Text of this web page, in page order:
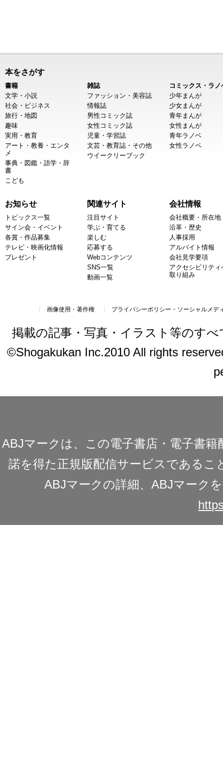
本をさがす
書籍
文学・小説
社会・ビジネス
旅行・地図
趣味
実用・教育
アート・教養・エンタ
メ
事典・図鑑・語学・辞
書
こども
雑誌
ファッション・美容誌
情報誌
男性コミック誌
女性コミック誌
児童・学習誌
文芸・教育誌・その他
ウイークリーブック
コミックス・ラノ
少年まんが
少女まんが
青年まんが
女性まんが
青年ラノベ
女性ラノベ
お知らせ
トピックス一覧
サイン会・イベント
各賞・作品募集
テレビ・映画化情報
プレゼント
関連サイト
注目サイト
学ぶ・育てる
楽しむ
応募する
Webコンテンツ
SNS一覧
動画一覧
会社情報
会社概要・所在地
沿革・歴史
人事採用
アルバイト情報
会社見学要項
アクセシビリティ
取り組み
画像使用・著作権 プライバシーポリシー・ソーシャルメデ
掲載の記事・写真・イラスト等のす
©Shogakukan Inc.2010 All rights
ABJマークは、この電子書店・電子書
諾を得た正規版配信サービスであるこ
ABJマークの詳細、ABJマーク